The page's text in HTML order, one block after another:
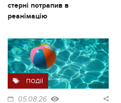
стерні потрапив в
реанімацію
ПОДІЇ
05.08.26